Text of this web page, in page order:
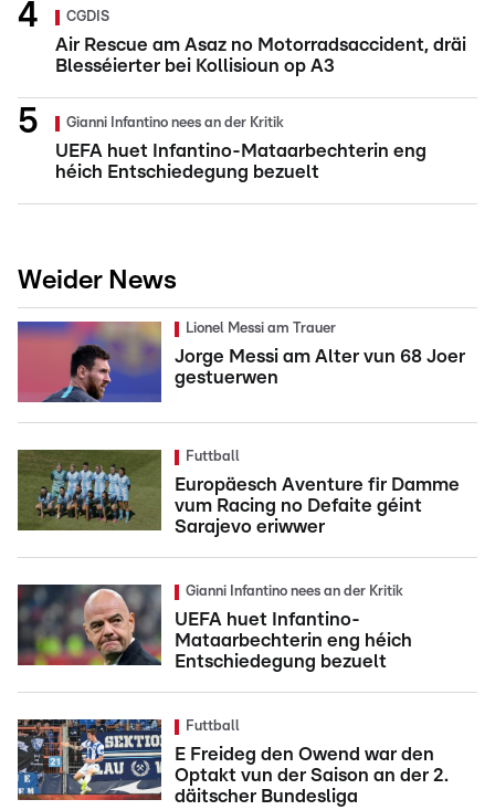
CGDIS
Air Rescue am Asaz no Motorradsaccident, dräi
Blesséierter bei Kollisioun op A3
Gianni Infantino nees an der Kritik
UEFA huet Infantino-Mataarbechterin eng
héich Entschiedegung bezuelt
Weider News
Lionel Messi am Trauer
Jorge Messi am Alter vun 68 Joer
gestuerwen
Futtball
Europäesch Aventure fir Damme
vum Racing no Defaite géint
Sarajevo eriwwer
Gianni Infantino nees an der Kritik
UEFA huet Infantino-
Mataarbechterin eng héich
Entschiedegung bezuelt
Futtball
E Freideg den Owend war den
Optakt vun der Saison an der 2.
däitscher Bundesliga